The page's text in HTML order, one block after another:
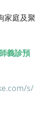
家庭及聚
義診預
s/